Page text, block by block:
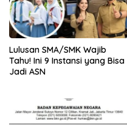
Lulusan SMA/SMK Wajib
Tahu! Ini 9 Instansi yang Bisa
Jadi ASN